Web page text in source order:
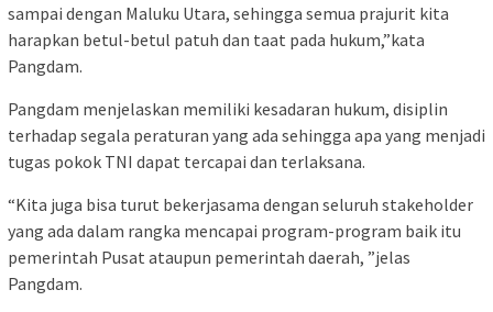
sampai dengan Maluku Utara, sehingga semua prajurit kita
harapkan betul-betul patuh dan taat pada hukum,”kata
Pangdam.
Pangdam menjelaskan memiliki kesadaran hukum, disiplin
terhadap segala peraturan yang ada sehingga apa yang menjadi
tugas pokok TNI dapat tercapai dan terlaksana.
“Kita juga bisa turut bekerjasama dengan seluruh stakeholder
yang ada dalam rangka mencapai program-program baik itu
pemerintah Pusat ataupun pemerintah daerah, ”jelas
Pangdam.